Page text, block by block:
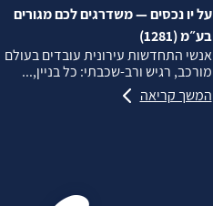
על יו נכסים — משדרגים לכם מגורים
בע״מ (1281)
אנשי התחדשות עירונית עובדים בעולם
מורכב, רגיש ורב‑שכבתי: כל בניין,...
המשך קריאה